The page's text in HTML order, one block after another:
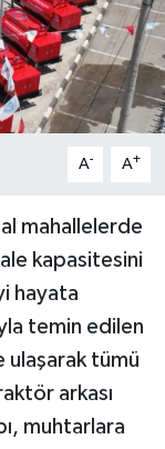
A- A+
mahallelerde
kapasitesini
hayata
temin edilen
ulaşarak tümü
arkası
muhtarlara